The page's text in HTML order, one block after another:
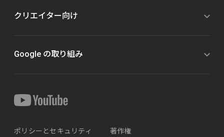
クリエイター向け
Google の取り組み
ポリシーとセキュリティ 著作権